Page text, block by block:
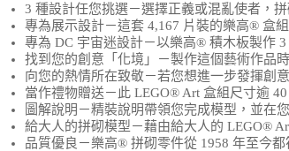
3 種設計任您挑選－選擇正義或混亂使者，
專為展示設計－這套 4,167 片裝的樂高® 盒
專為 DC 宇宙迷設計－以樂高® 積木板製作
找到您的創意「化境」－製作這個藝術作品
向您的熱情所在致敬－若您想進一步發揮創
當作禮物贈送－此 LEGO® Art 盒組尺寸逾
圖解說明－精裝說明帶領您完成模型，並在
給大人的拼砌模型－藉由給大人的 LEGO®
品質優良－樂高® 拼砌零件從 1958 年至今